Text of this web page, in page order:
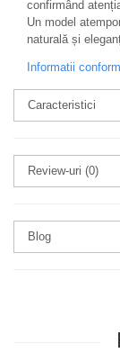
confirmând
Un model
naturală și
Informatii
Caracteristici
Review-uri (0)
Blog